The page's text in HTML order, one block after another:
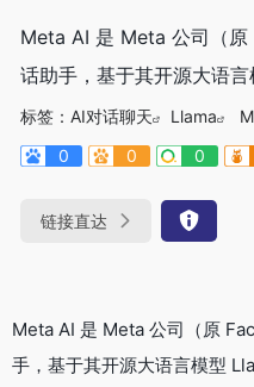
Meta AI 是 Meta 公司（
话助手，基于其开源大语
标签： AI对话聊天 Llama
0
0 0
链接直达
Meta AI 是 Meta 公司（原
手，基于其开源大语言模型